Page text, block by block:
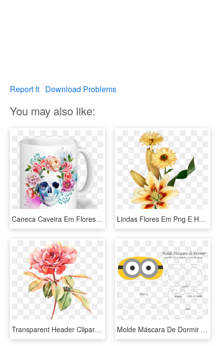
Report It Download Problems
You may also like:
Caneca Caveira Em Flores De Sereiartena - Mascaras Do Destino Florbela Espanca, HD Png Download Lindas Flores Em Png E Hd - Gif Dia De Sol, Transparent Png
Transparent Header Clipart - Imagens De Flores Em Aquarela, HD Png Download Molde Máscara De Dormir Minions 2 Olhos - Mascara Dos Minions Em Eva, HD Png Download